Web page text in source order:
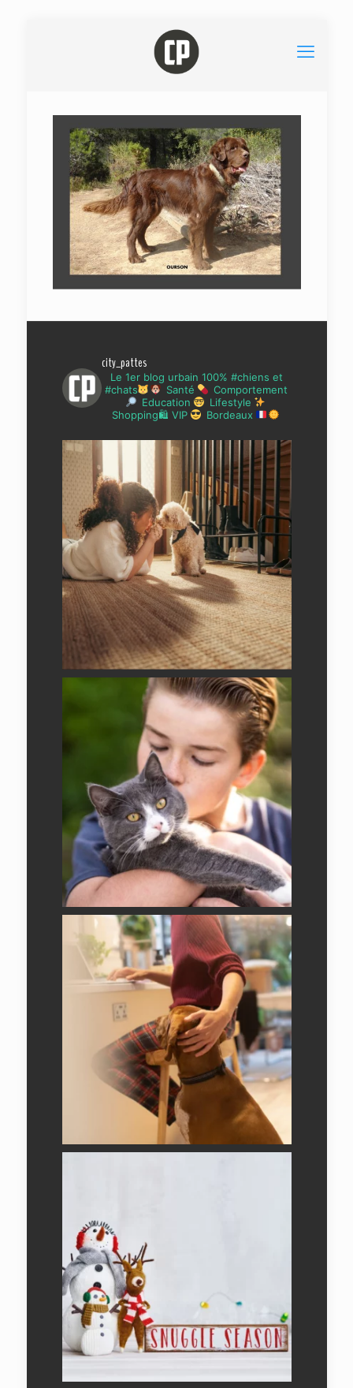
city_pattes
Le 1er blog urbain 100% #chiens et
#chats
Santé
Comportement
Education
Lifestyle
Shopping🛍 VIP
Bordeaux